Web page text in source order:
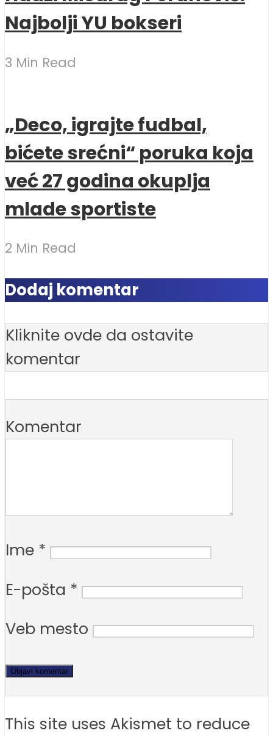
Najbolji YU bokseri
3 Min Read
„Deco, igrajte fudbal,
bićete srećni“ poruka koja
već 27 godina okuplja
mlade sportiste
2 Min Read
Dodaj komentar
Kliknite ovde da ostavite
komentar
Komentar
Ime *
E-pošta *
Veb mesto
This site uses Akismet to reduce